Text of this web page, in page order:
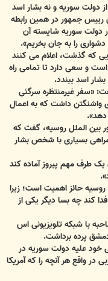
دولت سوریه و نه بشار اسد
جمهور در همین رابطه
دولت سوریه شایسته آن
را به جان بخریم».
که گذشت، اعلام می کنند
و سعی دارد تا تمامی راه
اسد ببندد.
«سفر غیرمنتظره سرگئی
واشنگتن داشت که به اعمال
بین الملل روسیه، گفت که
بسیاری با شخص بشار
طرف مهم پیروز آماده کند
حائز اهمیت است؛ زیرا
کند چه بسا دیگر یکی از
با شبکه تلویزیونی اس
پرده برداشت.
علیه دولت سوریه در
واقع هر آنچه را که آمریکا